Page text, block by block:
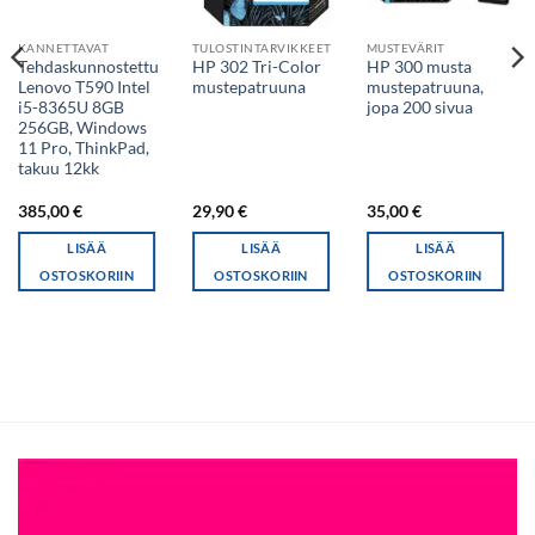
KANNETTAVAT
Tehdaskunnostettu
Lenovo T590 Intel
i5-8365U 8GB
256GB, Windows
11 Pro, ThinkPad,
takuu 12kk
385,00€
LISÄÄ
OSTOSKORIIN
TULOSTINTARVIKKEET
HP 302 Tri-Color
mustepatruuna
29,90€
LISÄÄ
OSTOSKORIIN
MUSTEVÄRIT
HP 300 musta
mustepatruuna,
jopa 200 sivua
35,00€
LISÄÄ
OSTOSKORIIN